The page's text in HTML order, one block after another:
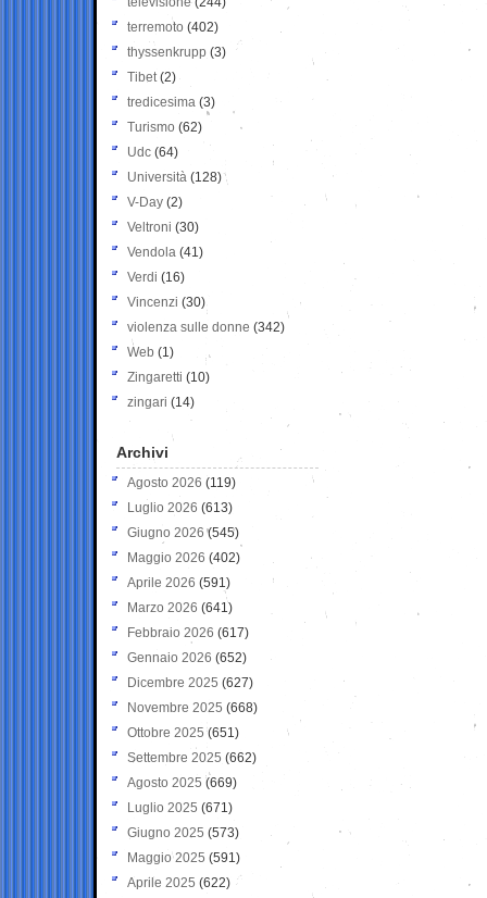
terremoto (402)
thyssenkrupp (3)
Tibet(2)
tredicesima (3)
Turismo (62)
Udc (64)
Università (128)
V-Day (2)
Veltroni (30)
Vendola (41)
Verdi (16)
Vincenzi (30)
violenza sulle donne (342)
Web (1)
Zingaretti (10)
zingari (14)
Archivi
Agosto 2026 (119)
Luglio 2026 (613)
Giugno 2026 (545)
Maggio 2026 (402)
Aprile 2026 (591)
Marzo 2026 (641)
Febbraio 2026 (617)
Gennaio 2026 (652)
Dicembre 2025 (627)
Novembre 2025 (668)
Ottobre 2025 (651)
Settembre 2025 (662)
Agosto 2025 (669)
Luglio 2025 (671)
Giugno 2025 (573)
Maggio 2025 (591)
Aprile 2025 (622)